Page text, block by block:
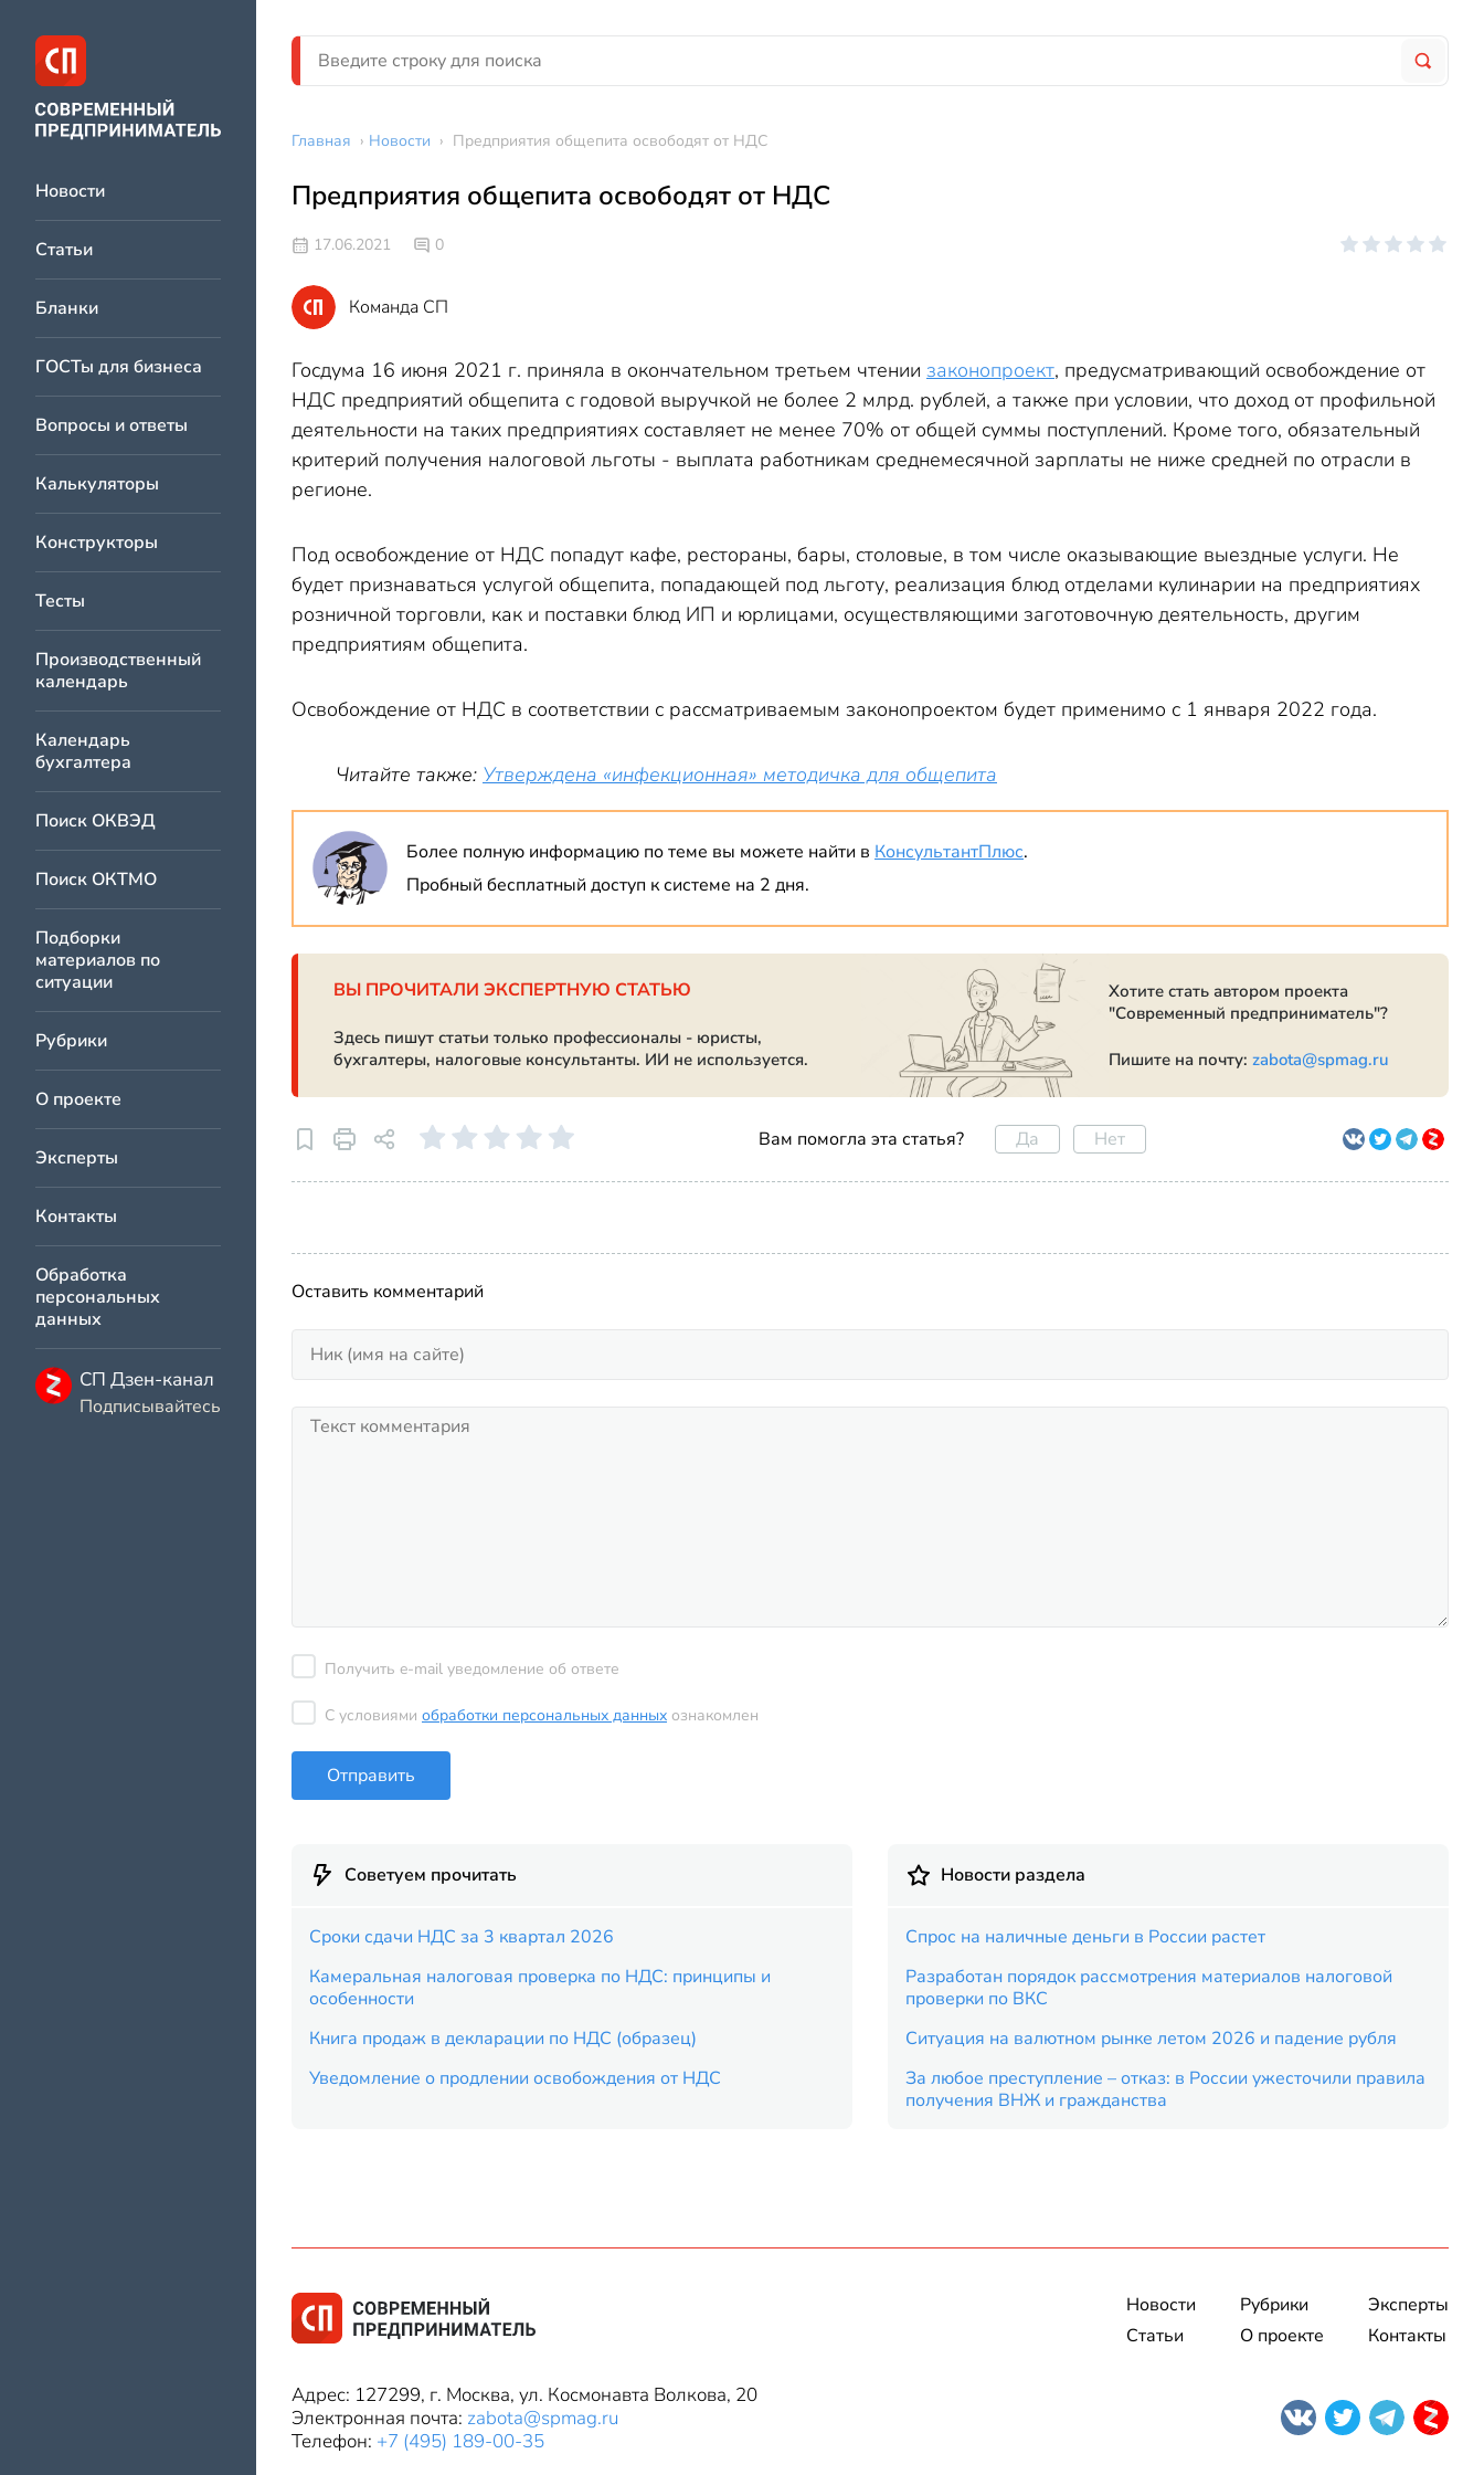
Новости
Статьи
Бланки
ГОСТы для бизнеса
Вопросы и ответы
Калькуляторы
Конструкторы
Тесты
Производственный
календарь
Календарь
бухгалтера
Поиск ОКВЭД
Поиск ОКТМО
Подборки
материалов по
ситуации
Рубрики
О проекте
Эксперты
Контакты
Обработка
персональных
данных
СП Дзен-канал
Подписывайтесь
Главная › Новости › Предприятия общепита освободят от НДС
Предприятия общепита освободят от НДС
17.06.2021 0
Команда СП
Госдума 16 июня 2021 г. приняла в окончательном третьем чтении законопроект, предусматривающий освобождение от
НДС предприятий общепита с годовой выручкой не более 2 млрд. рублей, а также при условии, что доход от профильной
деятельности на таких предприятиях составляет не менее 70% от общей суммы поступлений. Кроме того, обязательный
критерий получения налоговой льготы - выплата работникам среднемесячной зарплаты не ниже средней по отрасли в
регионе.
Под освобождение от НДС попадут кафе, рестораны, бары, столовые, в том числе оказывающие выездные услуги. Не
будет признаваться услугой общепита, попадающей под льготу, реализация блюд отделами кулинарии на предприятиях
розничной торговли, как и поставки блюд ИП и юрлицами, осуществляющими заготовочную деятельность, другим
предприятиям общепита.
Освобождение от НДС в соответствии с рассматриваемым законопроектом будет применимо с 1 января 2022 года.
Читайте также: Утверждена «инфекционная» методичка для общепита
Более полную информацию по теме вы можете найти в КонсультантПлюс.
Пробный бесплатный доступ к системе на 2 дня.
ВЫ ПРОЧИТАЛИ ЭКСПЕРТНУЮ СТАТЬЮ
Здесь пишут статьи только профессионалы - юристы,
бухгалтеры, налоговые консультанты. ИИ не используется.
Хотите стать автором проекта
"Современный предприниматель"?
Пишите на почту:zabota@spmag.ru
Вам помогла эта статья? Да Нет
Оставить комментарий
Получить e-mail уведомление об ответе
С условиями обработки персональных данных ознакомлен
Отправить
Советуем прочитать
Сроки сдачи НДС за 3 квартал 2026
Камеральная налоговая проверка по НДС: принципы и
особенности
Книга продаж в декларации по НДС (образец)
Уведомление о продлении освобождения от НДС
Новости раздела
Спрос на наличные деньги в России растет
Разработан порядок рассмотрения материалов налоговой
проверки по ВКС
Ситуация на валютном рынке летом 2026 и падение рубля
За любое преступление – отказ: в России ужесточили правила
получения ВНЖ и гражданства
Новости
Статьи
Рубрики
О проекте
Эксперты
Контакты
Адрес: 127299, г. Москва, ул. Космонавта Волкова, 20
Электронная почта: zabota@spmag.ru
Телефон: +7 (495) 189-00-35